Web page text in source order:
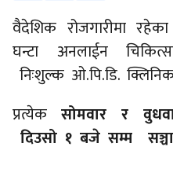
वैदेशिक रोजगारीमा
घन्टा अनलाईन
निःशुल्क ओ.पि.डि.
प्रत्येक सोमवार र
दिउसो १ बजे सम्म